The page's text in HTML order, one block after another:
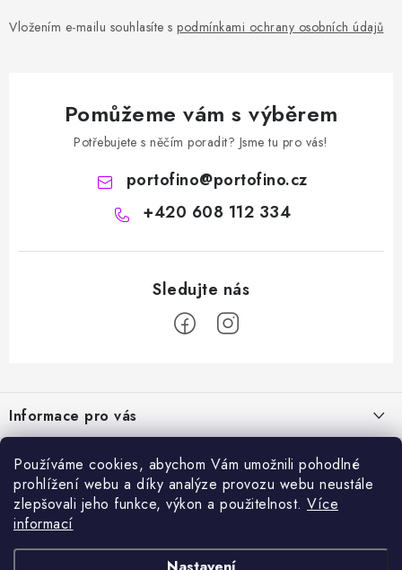
Používáme cookies, abychom Vám umožnili pohodlné
prohlížení webu a díky analýze provozu webu neustále
zlepšovali jeho funkce, výkon a použitelnost. Více
informací
Vložením e-mailu souhlasíte s podmínkami ochrany osobních údajů
Pomůžeme vám s výběrem
Potřebujete s něčím poradit? Jsme tu pro vás!
portofino@portofino.cz
+420 608 112 334
p
a
Informace pro vás
Jak nakupovat
O nás
Kontakty
Sortiment
Chemie a péče o vozidla
Příslušenství a ND k automyčkám
Nejprodávanější
Přijímáme online platby